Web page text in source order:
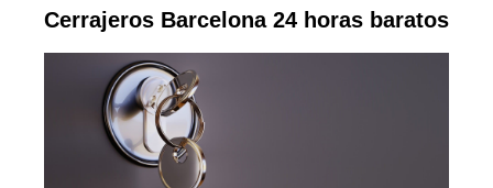
Cerrajeros Barcelona 24 horas baratos